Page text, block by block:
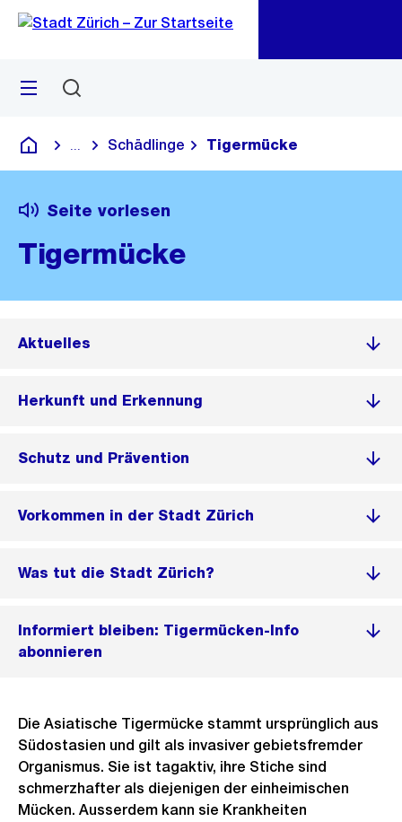
Navigation
Sprunglink
Menü
Deutsch
Blende alle Breadcrumbs ein
Schädlinge Tigermücke
Seite vorlesen
Tigermücke
Aktuelles
Herkunft und Erkennung
Schutz und Prävention
Vorkommen in der Stadt Zürich
Was tut die Stadt Zürich?
Informiert bleiben: Tigermücken-Info
abonnieren
Die Asiatische Tigermücke stammt ursprünglich aus
Südostasien und gilt als invasiver gebietsfremder
Organismus. Sie ist tagaktiv, ihre Stiche sind
schmerzhafter als diejenigen der einheimischen
Mücken. Ausserdem kann sie Krankheiten